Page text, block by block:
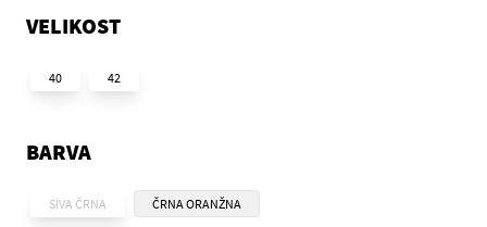
VELIKOST
40 42
BARVA
SIVA ČRNA ČRNA ORANŽNA